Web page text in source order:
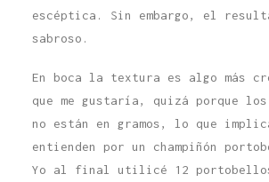
escéptica. Sin embargo, el
sabroso.
En boca la textura es algo más
que me gustaría, quizá porque
no están en gramos, lo que
entienden por un champiñón
Yo al final utilicé 12